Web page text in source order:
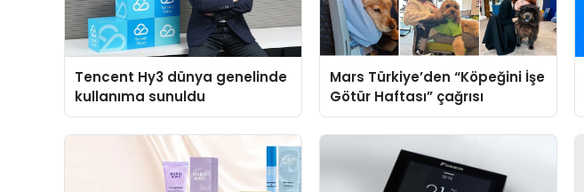
Tencent Hy3 dünya genelinde
kullanıma sunuldu
Mars Türkiye’den “Köpeğini İşe
Götür Haftası” çağrısı